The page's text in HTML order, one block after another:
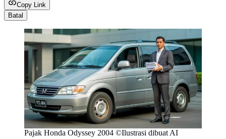
Copy Link
Batal
Pajak Honda Odyssey 2004 ©Ilustrasi dibuat AI